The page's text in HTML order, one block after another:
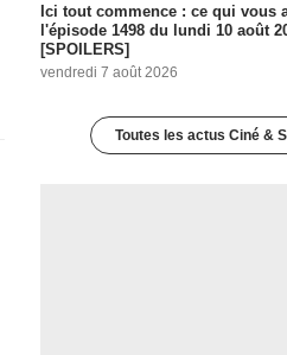
Ici tout commence : ce qui vous
l'épisode 1498 du lundi 10 août
[SPOILERS]
vendredi 7 août 2026
Toutes les actus Ciné &